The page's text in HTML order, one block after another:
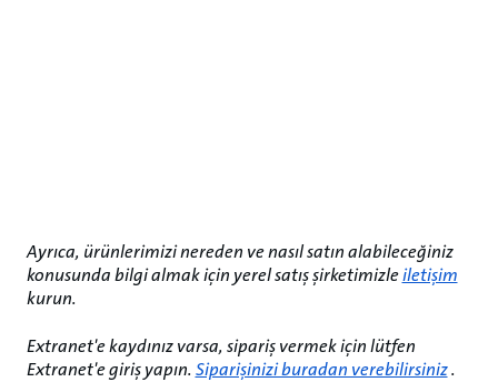
Ayrıca, ürünlerimizi nereden ve nasıl satın alabileceğiniz
konusunda bilgi almak için yerel satış şirketimizleiletişim
kurun.
Extranet'e kaydınız varsa, sipariş vermek için lütfen
Extranet'e giriş yapın. Siparişinizi buradan verebilirsiniz.